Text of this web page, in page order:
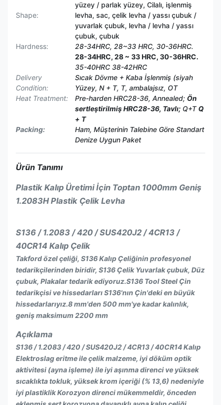
yüzey / parlak yüzey, Cilalı, işlenmiş
Shape:
levha, sac, çelik levha / yassı çubuk /
yuvarlak çubuk, levha / levha / yassı
çubuk, çubuk
Hardness:
28-34HRC, 28~33 HRC, 30-36HRC.
28-34HRC, 28 ~ 33 HRC, 30-36HRC.
35-40HRC 38-42HRC
Delivery
Condition:
Sıcak Dövme + Kaba İşlenmiş (siyah
Yüzey, N + T, T, ambalajsız, OT
Heat Treatment:
Pre-harden HRC28-36, Annealed; Ön
sertleştirilmiş HRC28-36, Tavlı; Q+T Q
+ T
Packing:
Ham, Müşterinin Talebine Göre Standart
Denize Uygun Paket
Ürün Tanımı
Plastik Kalıp Üretimi İçin Toptan 1000mm Geniş
1.2083H Plastik Çelik Levha
S136 / 1.2083 / 420 / SUS420J2 / 4CR13 /
40CR14 Kalıp Çelik
Takford özel çeliği, S136 Kalıp Çeliğinin profesyonel
tedarikçilerinden biridir, S136 Çelik Yuvarlak çubuk, Düz
çubuk, Plakalar tedarik ediyoruz.S136 Tool Steel Çin
tedarikçisi ve hissedarları S136'nın Çin'deki en büyük
hissedarlarıyız.8 mm'den 500 mm'ye kadar kalınlık,
geniş maksimum 2200 mm
Açıklama
S136 / 1.2083 / 420 / SUS420J2 / 4CR13 / 40CR14 Kalıp
Elektroslag eritme ile çelik malzeme, iyi döküm optik
aktivitesi (ayna işleme) ile iyi aşınma direnci ve yüksek
sıcaklıkta tokluk, yüksek krom içeriği (% 13,6) nedeniyle
iyi plastiklik Korozyon direnci mükemmeldir, önceden